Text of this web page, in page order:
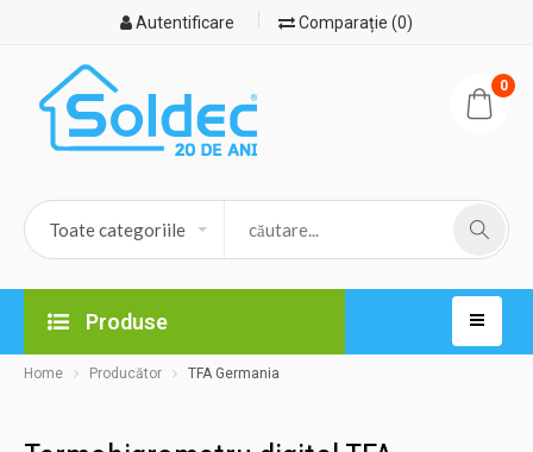
Autentificare Comparație (0)
0
Produse
Home Producător TFA Germania